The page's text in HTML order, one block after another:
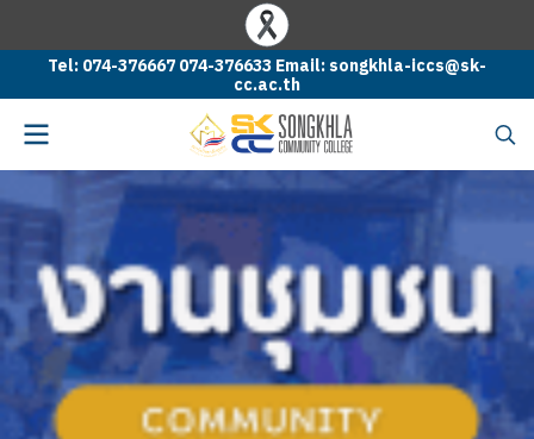
Tel: 074-376667 074-376633 Email: songkhla-iccs@sk-
cc.ac.th